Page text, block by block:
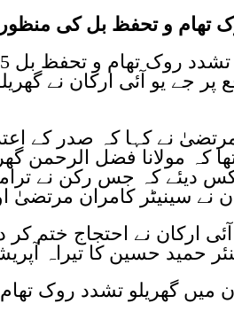
تھام و تحفظ بل کی
پر جے یو آئی ارکان نے
نے کہا کہ صدر کے
کہ مولانا فضل الرحمن
دیئے کہ جس رکن نے
نے سینیٹر کامران
ارکان نے احتجاج ختم کر
حمید حسین کا تیراہ